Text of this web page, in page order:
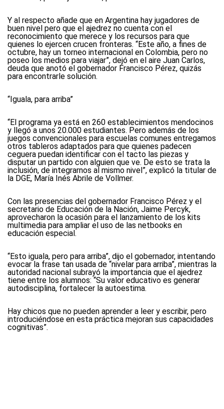
Y al respecto añade que en Argentina hay jugadores de
buen nivel pero que el ajedrez no cuenta con el
reconocimiento que merece y los recursos para que
quienes lo ejercen crucen fronteras. “Este año, a fines de
octubre, hay un torneo internacional en Colombia, pero no
poseo los medios para viajar”, dejó en el aire Juan Carlos,
deuda que anotó el gobernador Francisco Pérez, quizás
para encontrarle solución.
“Iguala, para arriba”
“El programa ya está en 260 establecimientos mendocinos
y llegó a unos 20.000 estudiantes. Pero además de los
juegos convencionales para escuelas comunes entregamos
otros tableros adaptados para que quienes padecen
ceguera puedan identificar con el tacto las piezas y
disputar un partido con alguien que ve. De esto se trata la
inclusión, de integrarnos al mismo nivel”, explicó la titular de
la DGE, María Inés Abrile de Vollmer.
Con las presencias del gobernador Francisco Pérez y el
secretario de Educación de la Nación, Jaime Percyk,
aprovecharon la ocasión para el lanzamiento de los kits
multimedia para ampliar el uso de las netbooks en
educación especial.
“Esto iguala, pero para arriba”, dijo el gobernador, intentando
evocar la frase tan usada de “nivelar para arriba”, mientras la
autoridad nacional subrayó la importancia que el ajedrez
tiene entre los alumnos: “Su valor educativo es generar
autodisciplina, fortalecer la autoestima.
Hay chicos que no pueden aprender a leer y escribir, pero
introduciéndose en esta práctica mejoran sus capacidades
cognitivas”.